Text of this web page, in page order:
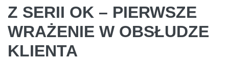
Z SERII OK – PIERWSZE
WRAŻENIE W OBSŁUDZE
KLIENTA